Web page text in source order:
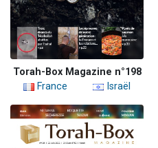
Torah-Box Magazine n°198
France
Israël